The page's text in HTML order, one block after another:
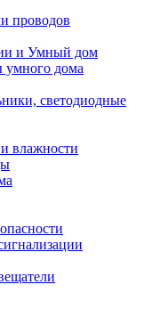
проводов
и Умный дом
дома
светодиодные
влажности